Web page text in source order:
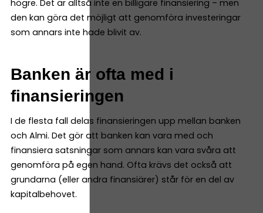
högre. Det är alltså inte en billigare finansiering – men
den kan göra det möjligt att genomföra investeringar
som annars inte hade blivit av.
Banken är ofta med i
finansieringen
I de flesta fall delas finansieringen upp mellan banken
och Almi. Det gör att banken kan vara med och
finansiera satsningar som annars kan vara svåra att
genomföra på egen hand. Ofta krävs det också att
grundarna (eller andra finansiärer) står för en del av
kapitalbehovet.